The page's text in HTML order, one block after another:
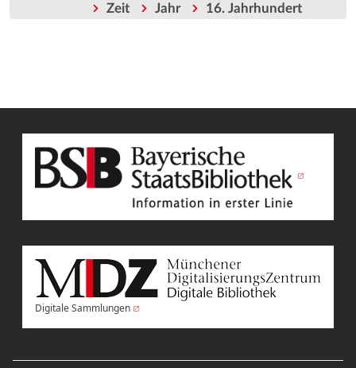
Zeit Jahr 16. Jahrhundert
Digitale Sammlungen